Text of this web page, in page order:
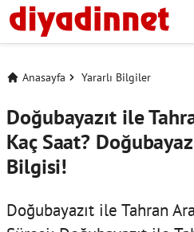
Anasayfa Yararlı Bilgiler
Doğubayazıt ile
Kaç Saat?
Bilgisi!
Doğubayazıt ile Tahran